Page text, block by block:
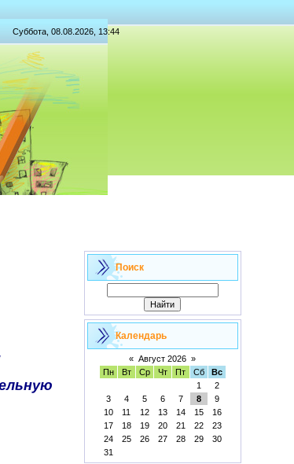
Суббота, 08.08.2026, 13:44
Поиск
Календарь
« Август 2026 »
Пн
Вт Ср Чт Пт Сб
Вс
1
2
3
4 5 6 7 8
9
10
11 12 13 14 15
16
17
18 19 20 21 22
23
24
25 26 27 28 29
30
31